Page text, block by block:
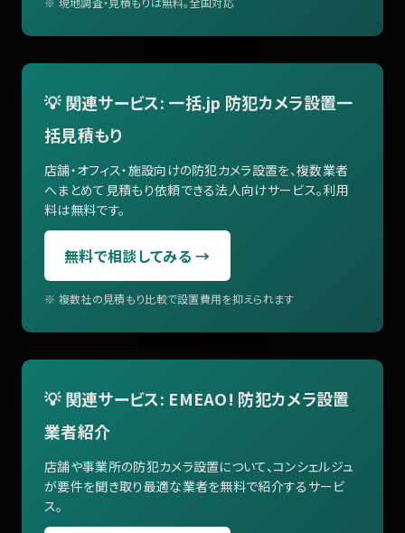
💡 関連サービス: 一括.jp 防犯カメラ設置一
括見積もり
店舗・オフィス・施設向けの防犯カメラ設置を、複数業者
へまとめて見積もり依頼できる法人向けサービス。利用
料は無料です。
無料で相談してみる →
※ 複数社の見積もり比較で設置費用を抑えられます
💡 関連サービス: EMEAO! 防犯カメラ設置
業者紹介
店舗や事業所の防犯カメラ設置について、コンシェルジュ
が要件を聞き取り最適な業者を無料で紹介するサービ
ス。